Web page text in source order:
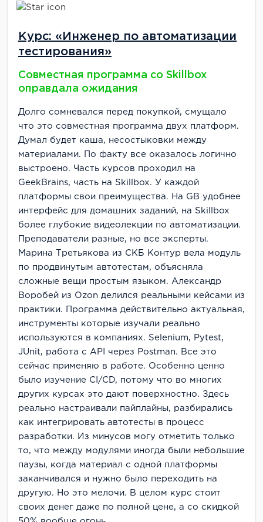
Курс: «Инженер по автоматизации
тестирования»
Совместная программа со Skillbox
оправдала ожидания
Долго сомневался перед покупкой, смущало
что это совместная программа двух платформ.
Думал будет каша, несостыковки между
материалами. По факту все оказалось логично
выстроено. Часть курсов проходил на
GeekBrains, часть на Skillbox. У каждой
платформы свои преимущества. На GB удобнее
интерфейс для домашних заданий, на Skillbox
более глубокие видеолекции по автоматизации.
Преподаватели разные, но все эксперты.
Марина Третьякова из СКБ Контур вела модуль
по продвинутым автотестам, объясняла
сложные вещи простым языком. Александр
Воробей из Ozon делился реальными кейсами из
практики. Программа действительно актуальная,
инструменты которые изучали реально
используются в компаниях. Selenium, Pytest,
JUnit, работа с API через Postman. Все это
сейчас применяю в работе. Особенно ценно
было изучение CI/CD, потому что во многих
других курсах это дают поверхностно. Здесь
реально настраивали пайплайны, разбирались
как интегрировать автотесты в процесс
разработки. Из минусов могу отметить только
то, что между модулями иногда были небольшие
паузы, когда материал с одной платформы
заканчивался и нужно было переходить на
другую. Но это мелочи. В целом курс стоит
своих денег даже по полной цене, а со скидкой